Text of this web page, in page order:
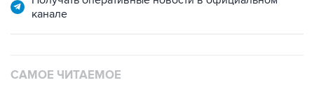
Путин сообщил о решении сосредоточить в